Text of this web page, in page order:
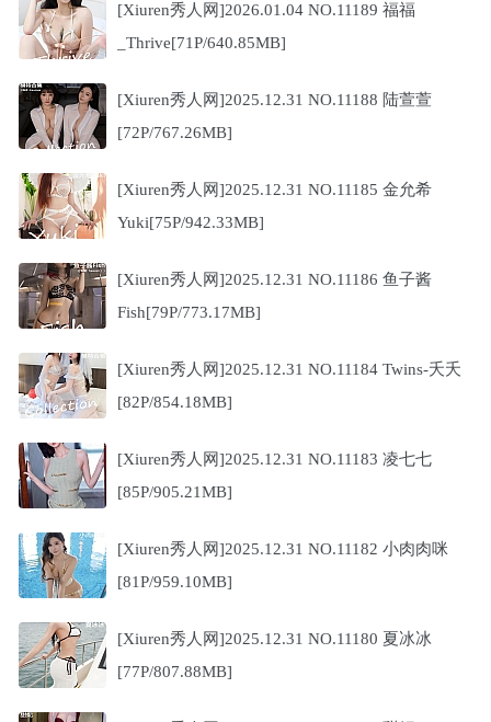
[Xiuren秀人网]2026.01.04 NO.11189 福福
_Thrive[71P/640.85MB]
[Xiuren秀人网]2025.12.31 NO.11188 陆萱萱
[72P/767.26MB]
[Xiuren秀人网]2025.12.31 NO.11185 金允希
Yuki[75P/942.33MB]
[Xiuren秀人网]2025.12.31 NO.11186 鱼子酱
Fish[79P/773.17MB]
[Xiuren秀人网]2025.12.31 NO.11184 Twins-夭夭
[82P/854.18MB]
[Xiuren秀人网]2025.12.31 NO.11183 凌七七
[85P/905.21MB]
[Xiuren秀人网]2025.12.31 NO.11182 小肉肉咪
[81P/959.10MB]
[Xiuren秀人网]2025.12.31 NO.11180 夏冰冰
[77P/807.88MB]